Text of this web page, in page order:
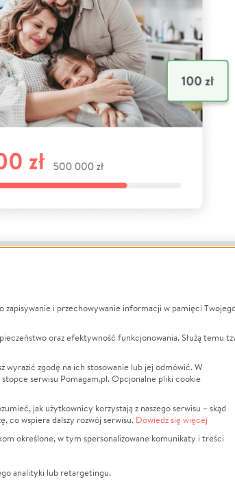
na
Finansowa
LGBTQ+
Powódź
Wichura
Religia
Edukacja
zapisywanie i przechowywanie informacji w pamięci
oraz efektywność funkcjonowania. Służą temu
zgodę na ich stosowanie lub jej odmówić. W
serwisu Pomagam.pl. Opcjonalne pliki cookie
jak użytkownicy korzystają z naszego serwisu – skąd
co wspiera dalszy rozwój serwisu. Dowiedz się więcej
określone, w tym spersonalizowane komunikaty i treści
analityki lub retargetingu.